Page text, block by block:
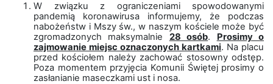
W związku z ograniczeniami spowodowanymi
pandemią koronawirusa informujemy, że podczas
nabożeństw i Mszy św., w naszym kościele może być
zgromadzonych maksymalnie 28 osób. Prosimy o
zajmowanie miejsc oznaczonych kartkami. Na placu
przed kościołem należy zachować stosowny odstęp.
Poza momentem przyjęcia Komunii Świętej prosimy o
zasłanianie maseczkami ust i nosa.